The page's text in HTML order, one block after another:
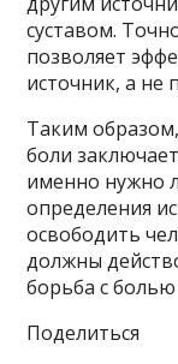
суставом.
позволяет
источник, а не
Таким
боли
именно нужно
определения
освободить
должны
борьба с болью
Поделиться